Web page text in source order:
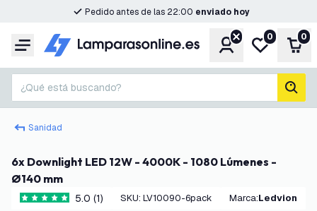
Pedido antes de las 22:00 enviado hoy
Menú CuentaMi lista de
0 0
¿Qué está buscando?
Sanidad
6x Downlight LED 12W - 4000K - 1080 Lúmenes -
Ø140 mm
5 estrellas de puntuación
5.0 (1) SKU: LV10090-6pack Marca: Ledvion